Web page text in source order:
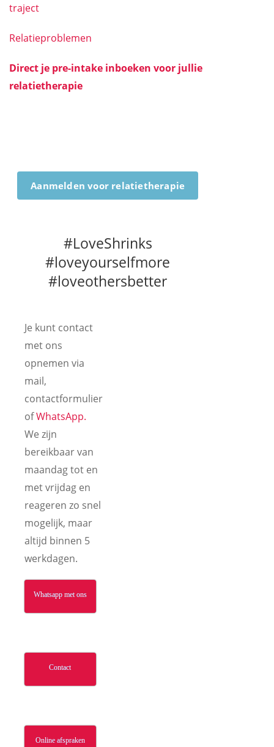
traject
Relatieproblemen
Direct je pre-intake inboeken voor jullie
relatietherapie
Aanmelden voor relatietherapie
#LoveShrinks
#loveyourselfmore
#loveothersbetter
Je kunt contact
met ons
opnemen via
mail,
contactformulier
ofWhatsApp.
We zijn
bereikbaar van
maandag tot en
met vrijdag en
reageren zo snel
mogelijk, maar
altijd binnen 5
werkdagen.
Whatsapp met ons
Contact
Online afspraken